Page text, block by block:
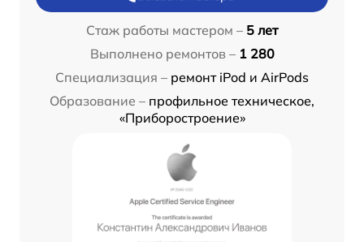
Стаж работы мастером – 5 лет
Выполнено ремонтов – 1 280
Специализация – ремонт iPod и AirPods
Образование – профильное техническое,
«Приборостроение»